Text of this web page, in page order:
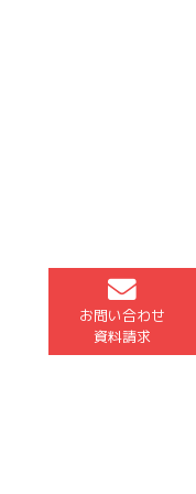
お問い合わせ
資料請求